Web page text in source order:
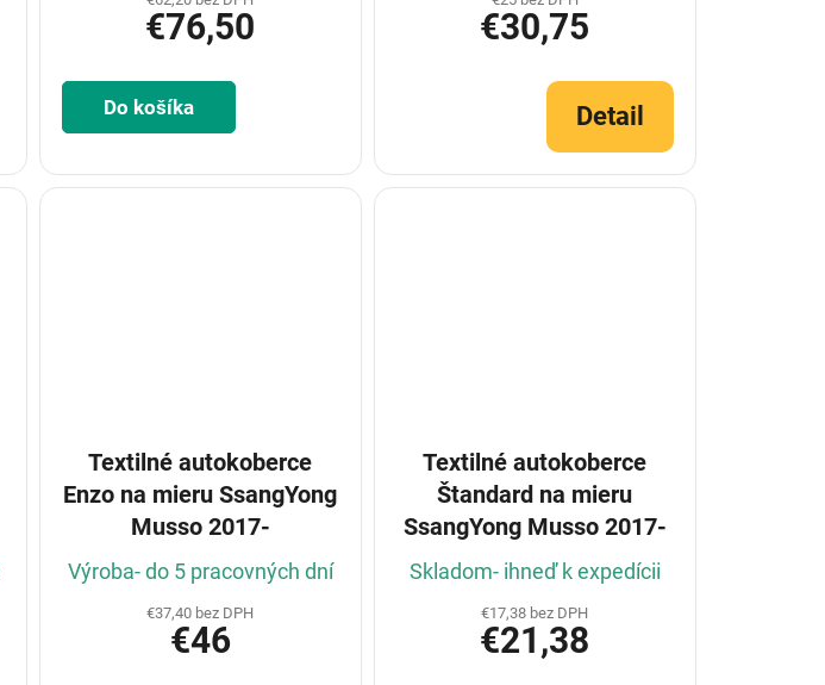
€76,50
Do košíka
€30,75
Detail
Textilné autokoberce
Enzo na mieru SsangYong
Musso 2017-
Výroba- do 5 pracovných dní
€37,40 bez DPH
€46
Textilné autokoberce
Štandard na mieru
SsangYong Musso 2017-
Skladom- ihneď k expedícii
€17,38 bez DPH
€21,38